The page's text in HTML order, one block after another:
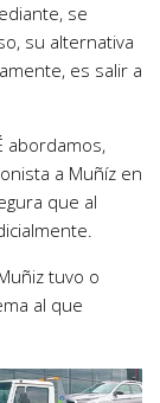
se
su alternativa
es salir a
abordamos,
a Muñíz en
que al
tuvo o
al que